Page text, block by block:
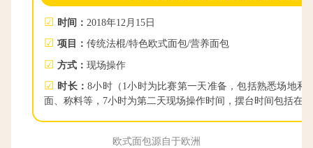
☑ 时间： 2018年12月15日
☑ 项目： 传统法棍/特色欧式面包/营养面包
☑ 方式： 现场操作
☑ 时长：8小时（1小时为比赛第一天准备，包括熟悉场地和
面、称料等，7小时为第二天现场操作时间，摆台时间包括在
欧式面包源自于欧洲